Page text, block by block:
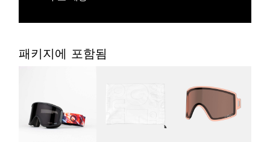
패키지에 포함됨